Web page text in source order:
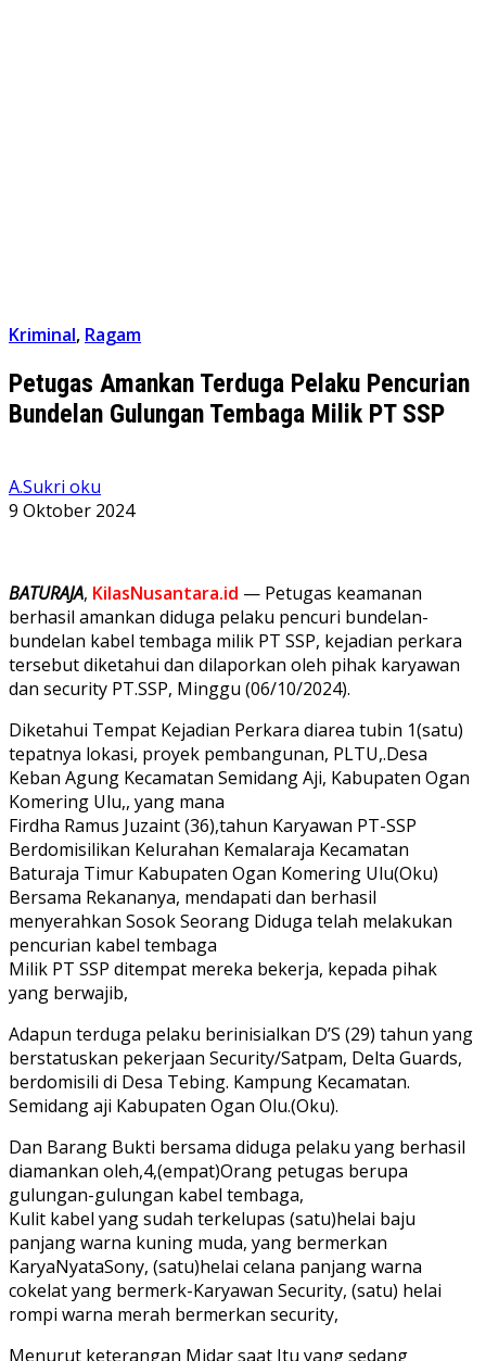
Kriminal, Ragam
Petugas Amankan Terduga Pelaku Pencurian
Bundelan Gulungan Tembaga Milik PT SSP
A.Sukri oku
9 Oktober 2024
BATURAJA, KilasNusantara.id — Petugas keamanan
berhasil amankan diduga pelaku pencuri bundelan-
bundelan kabel tembaga milik PT SSP, kejadian perkara
tersebut diketahui dan dilaporkan oleh pihak karyawan
dan security PT.SSP, Minggu (06/10/2024).
Diketahui Tempat Kejadian Perkara diarea tubin 1(satu)
tepatnya lokasi, proyek pembangunan, PLTU,.Desa
Keban Agung Kecamatan Semidang Aji, Kabupaten Ogan
Komering Ulu,, yang mana
Firdha Ramus Juzaint (36),tahun Karyawan PT-SSP
Berdomisilikan Kelurahan Kemalaraja Kecamatan
Baturaja Timur Kabupaten Ogan Komering Ulu(Oku)
Bersama Rekananya, mendapati dan berhasil
menyerahkan Sosok Seorang Diduga telah melakukan
pencurian kabel tembaga
Milik PT SSP ditempat mereka bekerja, kepada pihak
yang berwajib,
Adapun terduga pelaku berinisialkan D’S (29) tahun yang
berstatuskan pekerjaan Security/Satpam, Delta Guards,
berdomisili di Desa Tebing. Kampung Kecamatan.
Semidang aji Kabupaten Ogan Olu.(Oku).
Dan Barang Bukti bersama diduga pelaku yang berhasil
diamankan oleh,4,(empat)Orang petugas berupa
gulungan-gulungan kabel tembaga,
Kulit kabel yang sudah terkelupas (satu)helai baju
panjang warna kuning muda, yang bermerkan
KaryaNyataSony, (satu)helai celana panjang warna
cokelat yang bermerk-Karyawan Security, (satu) helai
rompi warna merah bermerkan security,
Menurut keterangan Midar saat Itu yang sedang